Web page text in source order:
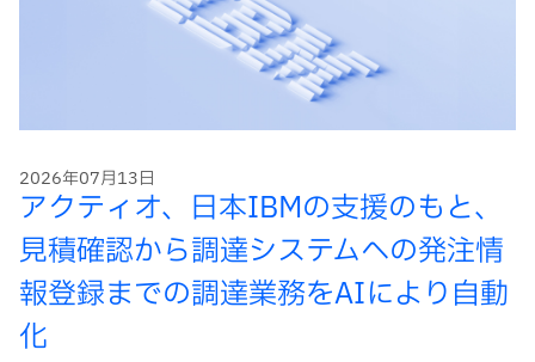
2026年07月13日
アクティオ、日本IBMの支援のもと、
見積確認から調達システムへの発注情
報登録までの調達業務をAIにより自動
化